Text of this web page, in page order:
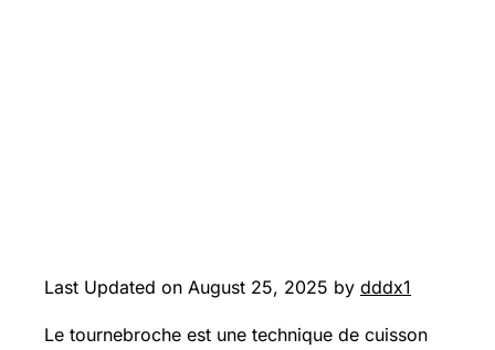
Last Updated on August 25, 2025 by dddx1
Le tournebroche est une technique de cuisson